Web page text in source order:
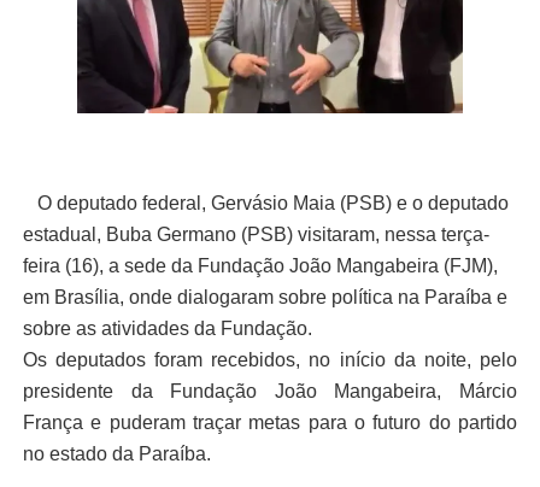
O deputado federal, Gervásio Maia (PSB) e o deputado
estadual, Buba Germano (PSB) visitaram, nessa terça-
feira (16), a sede da Fundação João Mangabeira (FJM),
em Brasília, onde dialogaram sobre política na Paraíba e
sobre as atividades da Fundação.
Os deputados foram recebidos, no início da noite, pelo
presidente da Fundação João Mangabeira, Márcio
França e puderam traçar metas para o futuro do partido
no estado da Paraíba.